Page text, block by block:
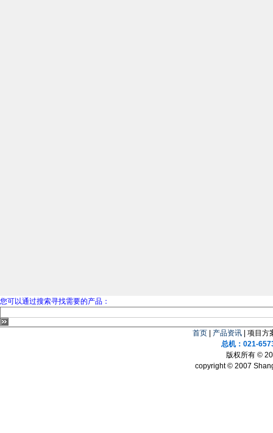
您可以通过搜索寻找需要的产品：
首页 产品资讯 | 项目方
总机：021-
版权所有 ©
copyright © 2007